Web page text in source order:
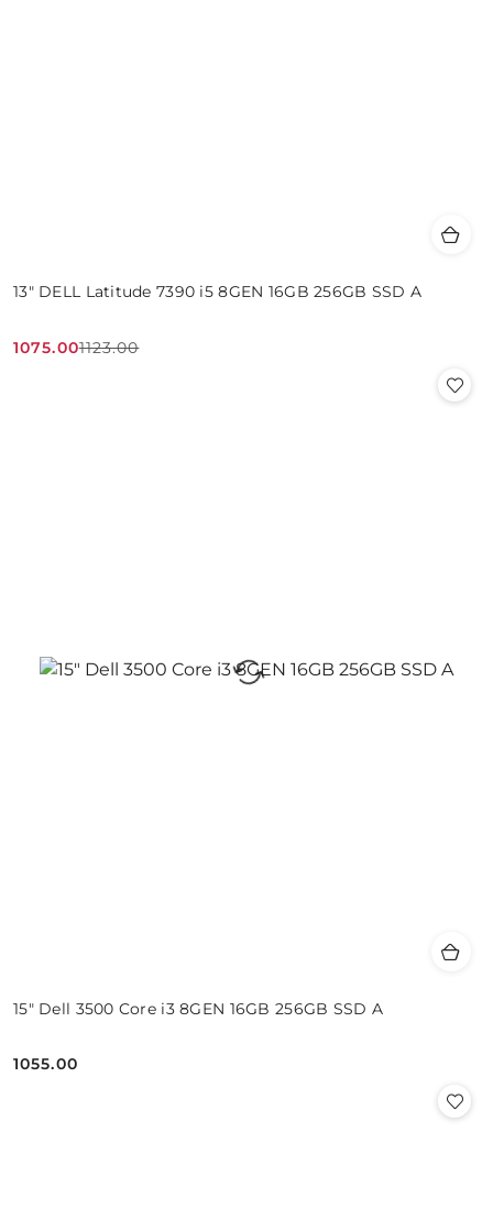
13" DELL Latitude 7390 i5 8GEN 16GB 256GB SSD A
Cena
1075.00
Cena
1123.00
15" Dell 3500 Core i3 8GEN 16GB 256GB SSD A
Cena:
1055.00